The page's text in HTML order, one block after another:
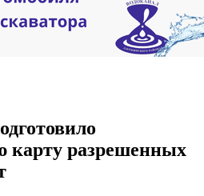
карту разрешенных